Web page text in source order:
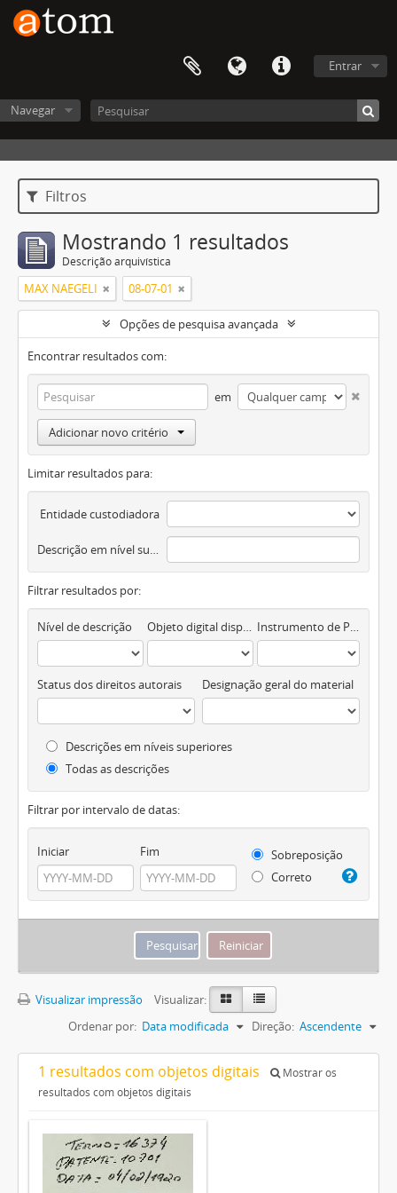
Entrar
Navegar
Filtros
Mostrando 1 resultados
Descrição arquivística
MAX NAEGELI 08-07-01
Opções de pesquisa avançada
Encontrar resultados com:
em
Adicionar novo critério
Limitar resultados para:
Entidade custodiadora
Descrição em nível superior
Filtrar resultados por:
Nível de descrição Objeto digital disponível Instrumento de Pesquisa
Status dos direitos autorais Designação geral do material
Descrições em níveis superiores
Todas as descrições
Filtrar por intervalo de datas:
Iniciar Fim
Sobreposição
Correto
Visualizar impressão
Visualizar:
Ordenar por: Data modificada Direção: Ascendente
1 resultados com objetos digitais
Mostrar os
resultados com objetos digitais